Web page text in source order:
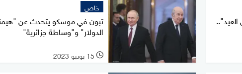
خاص
تبون في موسكو يتحدث عن
الدولار" و"وساطة جزائرية"
l 15 يونيو 2023